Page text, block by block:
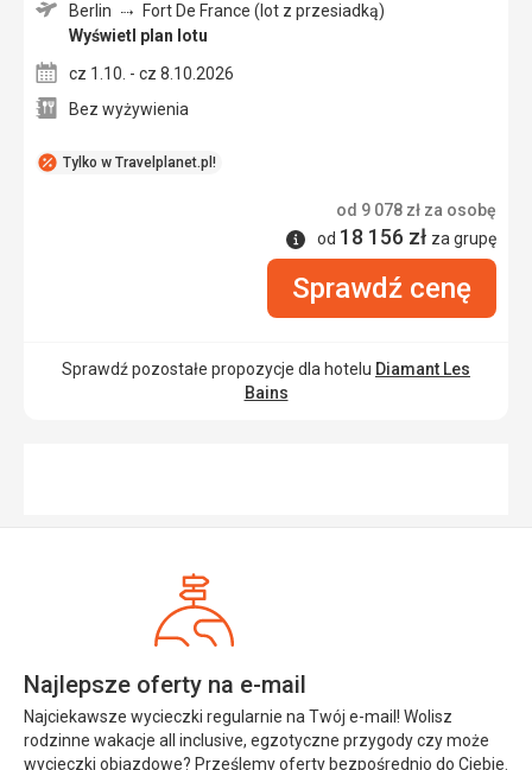
Tylko w Travelplanet.pl!
Berlin
Fort De France (lot z przesiadką)
Wyświetl plan lotu
cz 1.10. - cz 8.10.2026
Bez wyżywienia
od 9 078 zł za osobę
Informacje
od 18 156 zł za grupę
Sprawdź cenę
Sprawdź pozostałe propozycje dla hotelu Diamant Les
Bains
Najlepsze oferty na e-mail
Najciekawsze wycieczki regularnie na Twój e-mail! Wolisz
rodzinne wakacje all inclusive, egzotyczne przygody czy może
wycieczki objazdowe? Prześlemy oferty bezpośrednio do Ciebie.